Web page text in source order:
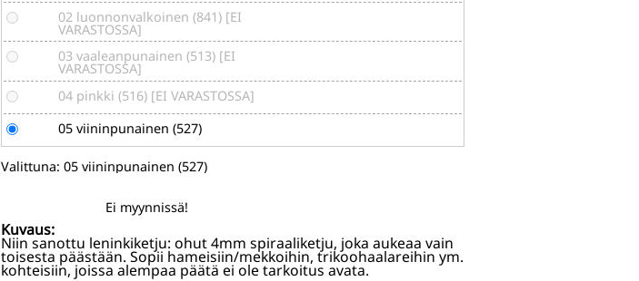
02 luonnonvalkoinen (841) [EI
VARASTOSSA]
03 vaaleanpunainen (513) [EI
VARASTOSSA]
04 pinkki (516) [EI VARASTOSSA]
05 viininpunainen (527)
06 punainen (519)
09 keskiruskea (008) (kysy saatavuus)
Valittuna: 05 viininpunainen (527)
Ei myynnissä!
Kuvaus:
Niin sanottu leninkiketju: ohut 4mm spiraaliketju, joka aukeaa vain
toisesta päästään. Sopii hameisiin/mekkoihin, trikoohaalareihin ym.
kohteisiin, joissa alempaa päätä ei ole tarkoitus avata.